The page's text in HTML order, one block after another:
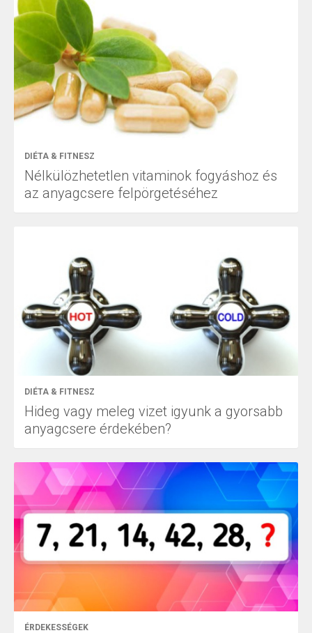
DIÉTA & FITNESZ
Nélkülözhetetlen vitaminok fogyáshoz és
az anyagcsere felpörgetéséhez
DIÉTA & FITNESZ
Hideg vagy meleg vizet igyunk a gyorsabb
anyagcsere érdekében?
ÉRDEKESSÉGEK